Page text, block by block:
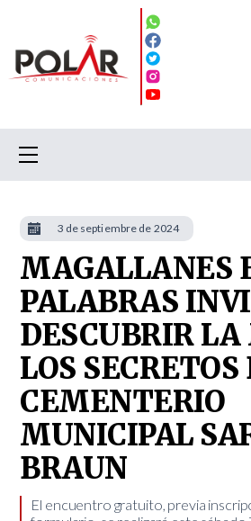
MAGALLANES
PALABRAS
DESCUBRIR
LOS SECRETOS
CEMENTERIO
MUNICIPAL
BRAUN
​El encuentro gratuito, previa
3 de septiembre de 2024